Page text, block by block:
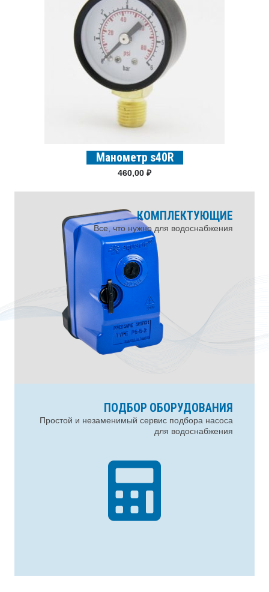
Манометр s40R
460,00 ₽
КОМПЛЕКТУЮЩИЕ
Все, что нужно для водоснабжения
ПОДБОР ОБОРУДОВАНИЯ
Простой и незаменимый сервис подбора насоса
для водоснабжения